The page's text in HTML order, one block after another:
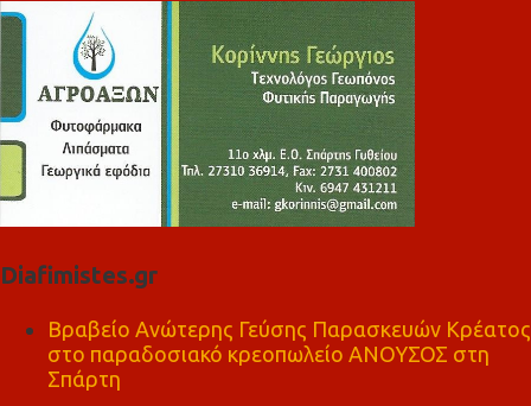
Diafimistes.gr
Βραβείο Ανώτερης Γεύσης Παρασκευών Κρέατος
στο παραδοσιακό κρεοπωλείο ΑΝΟΥΣΟΣ στη
Σπάρτη